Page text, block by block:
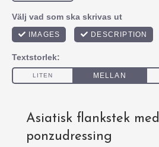
Asiatisk flankstek med
ponzudressing